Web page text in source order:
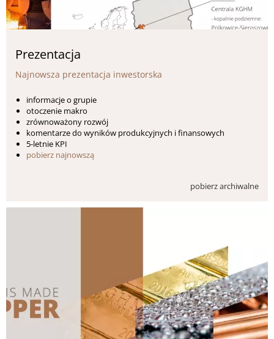
Prezentacja
Najnowsza prezentacja inwestorska
informacje o grupie
otoczenie makro
zrównoważony rozwój
komentarze do wyników produkcyjnych i finansowych
5-letnie KPI
pobierz najnowszą
pobierz archiwalne